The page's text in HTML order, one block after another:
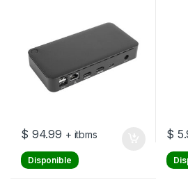
$ 94.99 + itbms
Disponible
$